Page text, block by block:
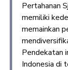
Pertahanan
memiliki
memainkan
Pendekatan
Indonesia di